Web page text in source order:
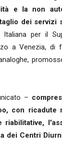
e la non
dei servizi
Italiana per il
a Venezia, di
–
con ricadute
dei Centri